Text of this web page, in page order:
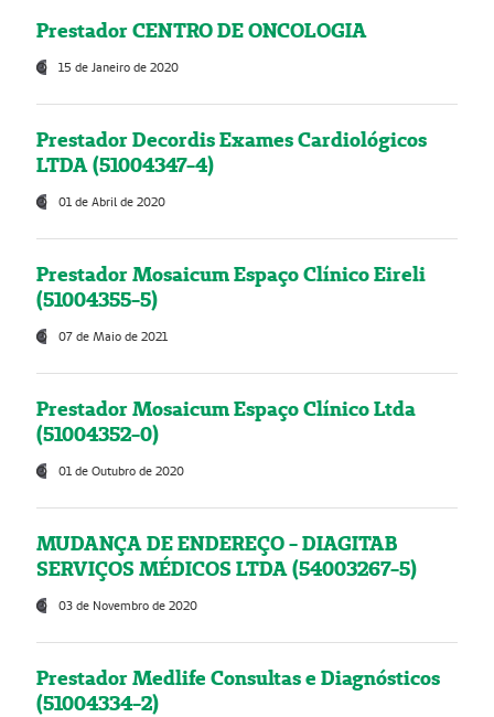
Prestador CENTRO DE ONCOLOGIA
15 de Janeiro de 2020
Prestador Decordis Exames Cardiológicos
LTDA (51004347-4)
01 de Abril de 2020
Prestador Mosaicum Espaço Clínico Eireli
(51004355-5)
07 de Maio de 2021
Prestador Mosaicum Espaço Clínico Ltda
(51004352-0)
01 de Outubro de 2020
MUDANÇA DE ENDEREÇO - DIAGITAB
SERVIÇOS MÉDICOS LTDA (54003267-5)
03 de Novembro de 2020
Prestador Medlife Consultas e Diagnósticos
(51004334-2)